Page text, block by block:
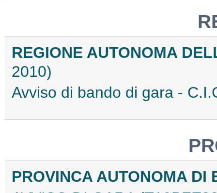
REGIONE AUTONOMA
2010)
Avviso di bando di gara -
PROVINCA AUTONOMA